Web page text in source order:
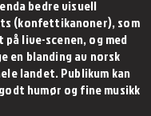
bedre visuell
(konfettikanoner), som
live-scenen, og med
en blanding av norsk
landet. Publikum kan
humør og fine musikk